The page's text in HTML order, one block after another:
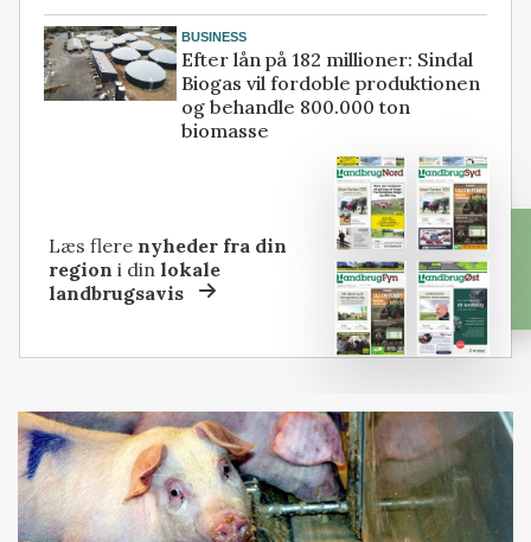
BUSINESS
Efter lån på 182 millioner: Sindal
Biogas vil fordoble produktionen
og behandle 800.000 ton
biomasse
Læs flere nyheder fra din
region i dinlokale
landbrugsavis